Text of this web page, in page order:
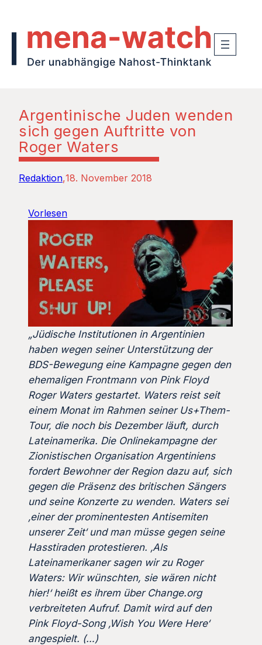
Argentinische Juden wenden
sich gegen Auftritte von
Roger Waters
Redaktion 18. November 2018
Vorlesen
„Jüdische Institutionen in Argentinien
haben wegen seiner Unterstützung der
BDS-Bewegung eine Kampagne gegen den
ehemaligen Frontmann von Pink Floyd
Roger Waters gestartet. Waters reist seit
einem Monat im Rahmen seiner Us+Them-
Tour, die noch bis Dezember läuft, durch
Lateinamerika. Die Onlinekampagne der
Zionistischen Organisation Argentiniens
fordert Bewohner der Region dazu auf, sich
gegen die Präsenz des britischen Sängers
und seine Konzerte zu wenden. Waters sei
‚einer der prominentesten Antisemiten
unserer Zeit‘ und man müsse gegen seine
Hasstiraden protestieren. ‚Als
Lateinamerikaner sagen wir zu Roger
Waters: Wir wünschten, sie wären nicht
hier!‘ heißt es ihrem über Change.org
verbreiteten Aufruf. Damit wird auf den
Pink Floyd-Song ‚Wish You Were Here‘
angespielt. (…)